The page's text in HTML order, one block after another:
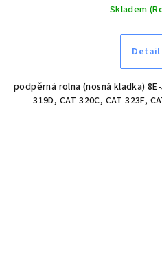
Skladem
Detail
podpěrná rolna (nosná kladka)
319D, CAT 320C, CAT 323F,